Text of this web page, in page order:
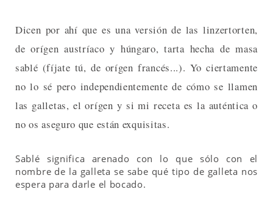
Dicen por ahí que es una versión de las linzertorten,
de orígen austríaco y húngaro, tarta hecha de masa
sablé (fíjate tú, de orígen francés...). Yo ciertamente
no lo sé pero independientemente de cómo se llamen
las galletas, el orígen y si mi receta es la auténtica o
no os aseguro que están exquisitas.
Sablé significa arenado con lo que sólo con el
nombre de la galleta se sabe qué tipo de galleta nos
espera para darle el bocado.